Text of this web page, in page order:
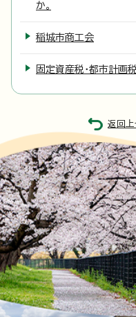
か。
稲城市商工会
固定資産税・都市計画
返回上